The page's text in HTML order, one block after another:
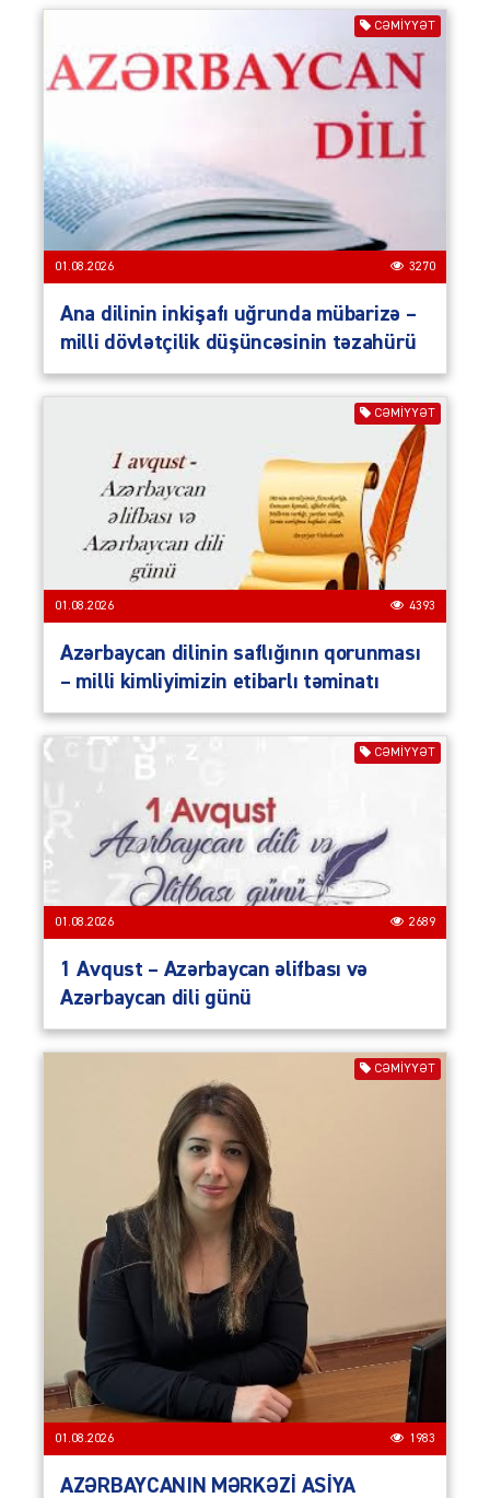
CƏMIYYƏT
01.08.2026 3270
Ana dilinin inkişafı uğrunda mübarizə –
milli dövlətçilik düşüncəsinin təzahürü
CƏMIYYƏT
01.08.2026 4393
Azərbaycan dilinin saflığının qorunması
– milli kimliyimizin etibarlı təminatı
CƏMIYYƏT
01.08.2026 2689
1 Avqust – Azərbaycan əlifbası və
Azərbaycan dili günü
CƏMIYYƏT
01.08.2026 1983
AZƏRBAYCANIN MƏRKƏZİ ASİYA